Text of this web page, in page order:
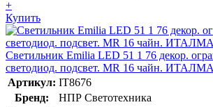
+
Купить
Светильник Emilia LED 51 1 76 декор.
светодиод. подсвет. MR 16 чайн.
Артикул: IT8676
Бренд:
НПР Светотехника